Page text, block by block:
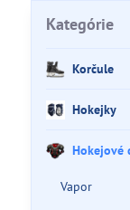
Kategórie
Korčule
Hokejky
Hokejové
Vapor